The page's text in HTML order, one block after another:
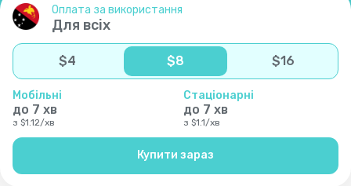
Оплата за використання
Для всіх
$4 $8 $16
Мобільні
до 7 хв
з $1.12/хв
Стаціонарні
до 7 хв
з $1.1/хв
Купити зараз